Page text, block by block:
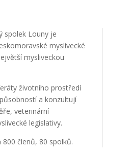
spolek Louny je
myslivecké
mysliveckou
životního prostředí
a konzultují
veterinární
legislativy.
800 členů, 80 spolků.